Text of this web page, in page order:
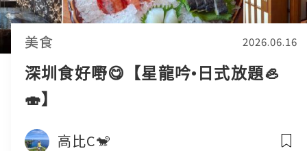
美食 2026.06.16
深圳食好嘢😋【星龍吟•日式放題🦪
🍣】
高比C🐒